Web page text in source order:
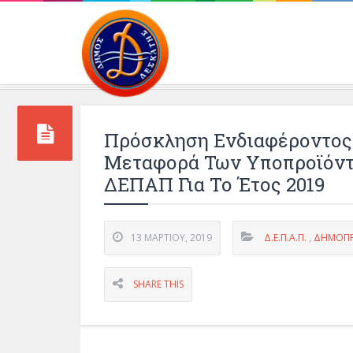
Πρόσκληση
Μεταφορά Των
ΔΕΠΑΠ Για Το Έτος 2019
13 ΜΑΡΤΊΟΥ, 2019 Δ.Ε.Π.Α.Π. ,
SHARE THIS